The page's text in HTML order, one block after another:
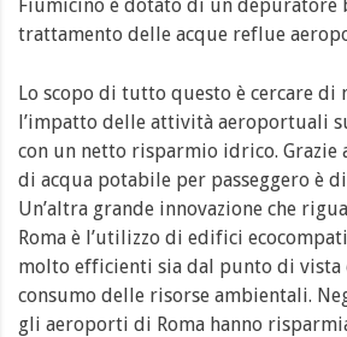
Fiumicino è dotato di un depuratore
trattamento delle acque reflue
Lo scopo di tutto questo è cercare di
l’impatto delle attività aeroportuali
con un netto risparmio idrico. Grazie
di acqua potabile per passeggero è
Un’altra grande innovazione che
Roma è l’utilizzo di edifici
molto efficienti sia dal punto di vista
consumo delle risorse ambientali.
gli aeroporti di Roma hanno